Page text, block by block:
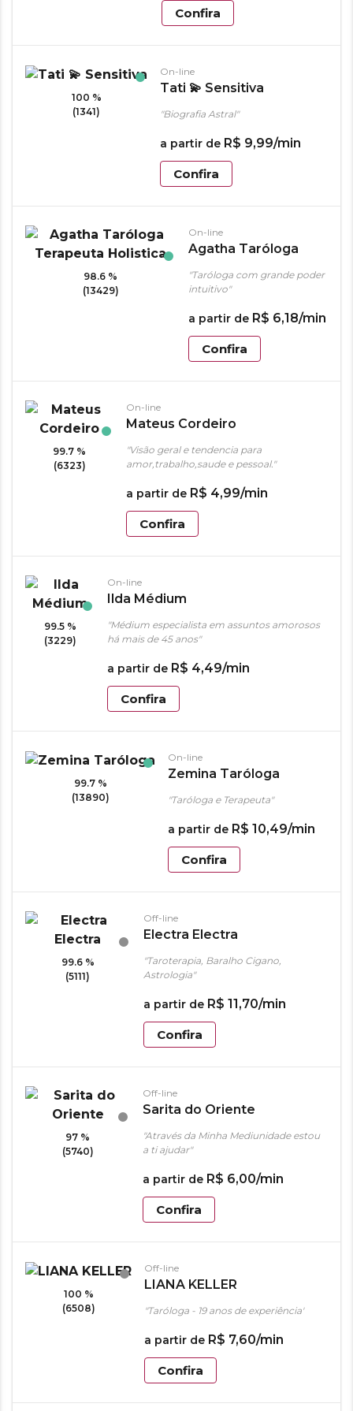
Confira
100 %
(1341)
On-line
Tati 💫 Sensitiva
"Biografia Astral"
a partir de R$ 9,99/min
Confira
98.6 %
(13429)
On-line
Agatha Taróloga
Terapeuta Holistica
"Taróloga com grande poder
intuitivo"
a partir de R$ 6,18/min
Confira
99.7 %
(6323)
On-line
Mateus Cordeiro
"Visão geral e tendencia para
amor,trabalho,saude e pessoal."
a partir de R$ 4,99/min
Confira
99.5 %
(3229)
On-line
Ilda Médium
"Médium especialista em assuntos amorosos
há mais de 45 anos"
a partir de R$ 4,49/min
Confira
99.7 %
(13890)
On-line
Zemina Taróloga
"Taróloga e Terapeuta"
a partir de R$ 10,49/min
Confira
99.6 %
(5111)
Off-line
Electra Electra
"Taroterapia, Baralho Cigano,
Astrologia"
a partir de R$ 11,70/min
Confira
97 %
(5740)
Off-line
Sarita do Oriente
"Através da Minha Mediunidade estou
a ti ajudar"
a partir de R$ 6,00/min
Confira
100 %
(6508)
Off-line
LIANA KELLER
"Taróloga - 19 anos de experiência"
a partir de R$ 7,60/min
Confira